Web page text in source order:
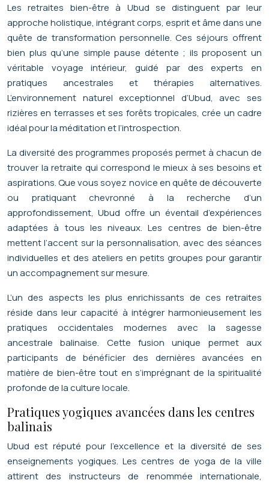
Les retraites bien-être à Ubud se distinguent par leur
approche holistique, intégrant corps, esprit et âme dans une
quête de transformation personnelle. Ces séjours offrent
bien plus qu’une simple pause détente ; ils proposent un
véritable voyage intérieur, guidé par des experts en
pratiques ancestrales et thérapies alternatives.
L’environnement naturel exceptionnel d’Ubud, avec ses
rizières en terrasses et ses forêts tropicales, crée un cadre
idéal pour la méditation et l’introspection.
La diversité des programmes proposés permet à chacun de
trouver la retraite qui correspond le mieux à ses besoins et
aspirations. Que vous soyez novice en quête de découverte
ou pratiquant chevronné à la recherche d’un
approfondissement, Ubud offre un éventail d’expériences
adaptées à tous les niveaux. Les centres de bien-être
mettent l’accent sur la personnalisation, avec des séances
individuelles et des ateliers en petits groupes pour garantir
un accompagnement sur mesure.
L’un des aspects les plus enrichissants de ces retraites
réside dans leur capacité à intégrer harmonieusement les
pratiques occidentales modernes avec la sagesse
ancestrale balinaise. Cette fusion unique permet aux
participants de bénéficier des dernières avancées en
matière de bien-être tout en s’imprégnant de la spiritualité
profonde de la culture locale.
Pratiques yogiques avancées dans les centres
balinais
Ubud est réputé pour l’excellence et la diversité de ses
enseignements yogiques. Les centres de yoga de la ville
attirent des instructeurs de renommée internationale,